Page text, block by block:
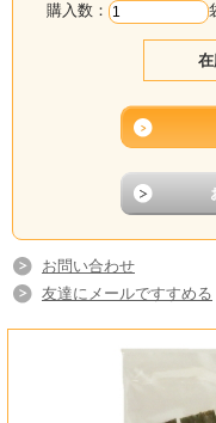
購入数：
お問い合わせ
友達にメールですすめる